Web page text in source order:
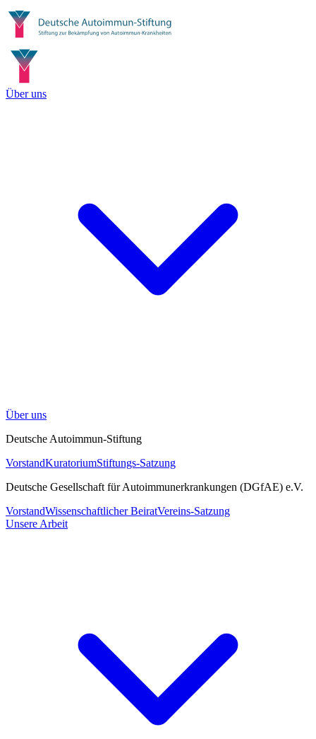
Über uns
Über uns
Deutsche Autoimmun-Stiftung
VorstandKuratoriumStiftungs-Satzung
Deutsche Gesellschaft für Autoimmunerkrankungen (DGfAE) e.V.
VorstandWissenschaftlicher BeiratVereins-Satzung
Unsere Arbeit